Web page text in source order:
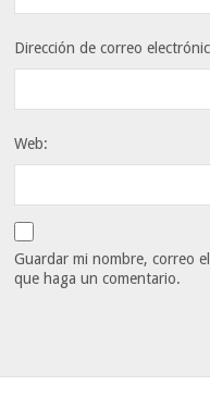
Dirección de correo
Web:
Guardar mi nombre, correo
que haga un comentario.